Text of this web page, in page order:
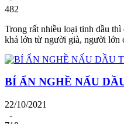
482
Trong rất nhiều loại tinh dầu
khá lớn từ người già, người lớn
BÍ ẨN NGHỀ NẤU
22/10/2021
-